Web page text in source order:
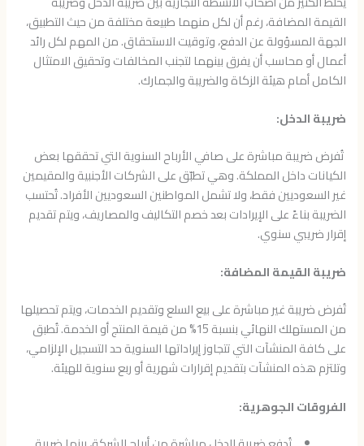
القيمة المضافة، رغم أن لكل منهما طبيعة مختلفة من حيث التطبيق،
الجهة المسؤولة عن الدفع، وتوقيت الاستحقاق. من المهم لكل رائد
أعمال أو محاسب أن يفرق بينهما لتجنب المخالفات وتحقيق الامتثال
الكامل أمام هيئة الزكاة والضريبة والجمارك.
ضريبة الدخل:
تُفرض ضريبة مباشرة على صافي الأرباح السنوية التي تحققها بعض
الكيانات داخل المملكة. وهي تطبّق على الشركات الأجنبية والمقيمين
غير السعوديين فقط، ولا تشمل المواطنين السعوديين الأفراد. تُحتسب
الضريبة بناءً على الإيرادات بعد خصم التكاليف والمصاريف، ويتم تقديم
إقرار ضريبي سنوي.
ضريبة القيمة المضافة:
تُفرض ضريبة غير مباشرة على بيع السلع وتقديم الخدمات، ويتم تحصيلها
من المستهلك النهائي بنسبة 15% من قيمة المنتج أو الخدمة. تُطبق
على كافة المنشآت التي تتجاوز إيراداتها السنوية حد التسجيل الإلزامي،
وتلتزم هذه المنشآت بتقديم إقرارات شهرية أو ربع سنوية للهيئة.
الفروقات الجوهرية: